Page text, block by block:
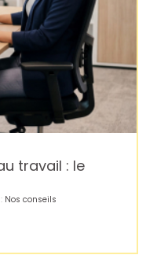
travail : le
Nos conseils